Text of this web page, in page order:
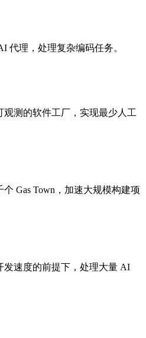
代理，处理复杂编码任务。
观测的软件工厂，实现最少人工
Gas Town，加速大规模构建项
发速度的前提下，处理大量 AI